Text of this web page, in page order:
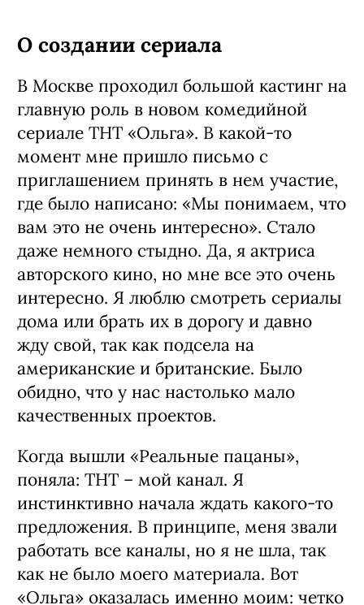
Ленка – младшая сестра Ольги, 30 лет. Не
замужем.
О создании сериала
В Москве проходил большой кастинг на
главную роль в новом комедийной
сериале ТНТ «Ольга». В какой-то
момент мне пришло письмо с
приглашением принять в нем участие,
где было написано: «Мы понимаем, что
вам это не очень интересно». Стало
даже немного стыдно. Да, я актриса
авторского кино, но мне все это очень
интересно. Я люблю смотреть сериалы
дома или брать их в дорогу и давно